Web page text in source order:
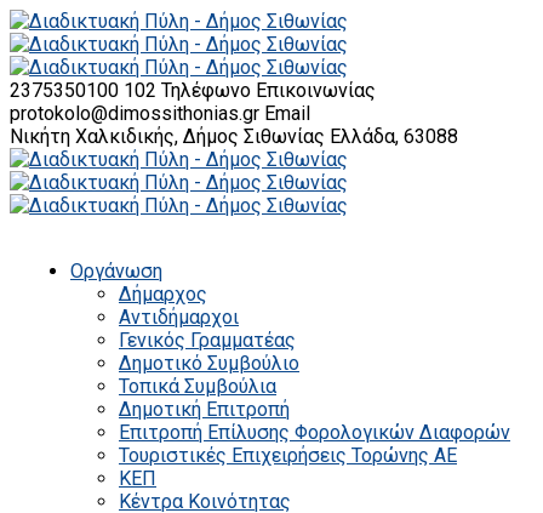
2375350100 102 Τηλέφωνο Επικοινωνίας
protokolo@dimossithonias.gr Email
Νικήτη Χαλκιδικής, Δήμος Σιθωνίας Ελλάδα, 63088
Οργάνωση
Δήμαρχος
Αντιδήμαρχοι
Γενικός Γραμματέας
Δημοτικό Συμβούλιο
Τοπικά Συμβούλια
Δημοτική Επιτροπή
Επιτροπή Επίλυσης Φορολογικών Διαφορών
Τουριστικές Επιχειρήσεις Τορώνης ΑΕ
ΚΕΠ
Κέντρα Κοινότητας